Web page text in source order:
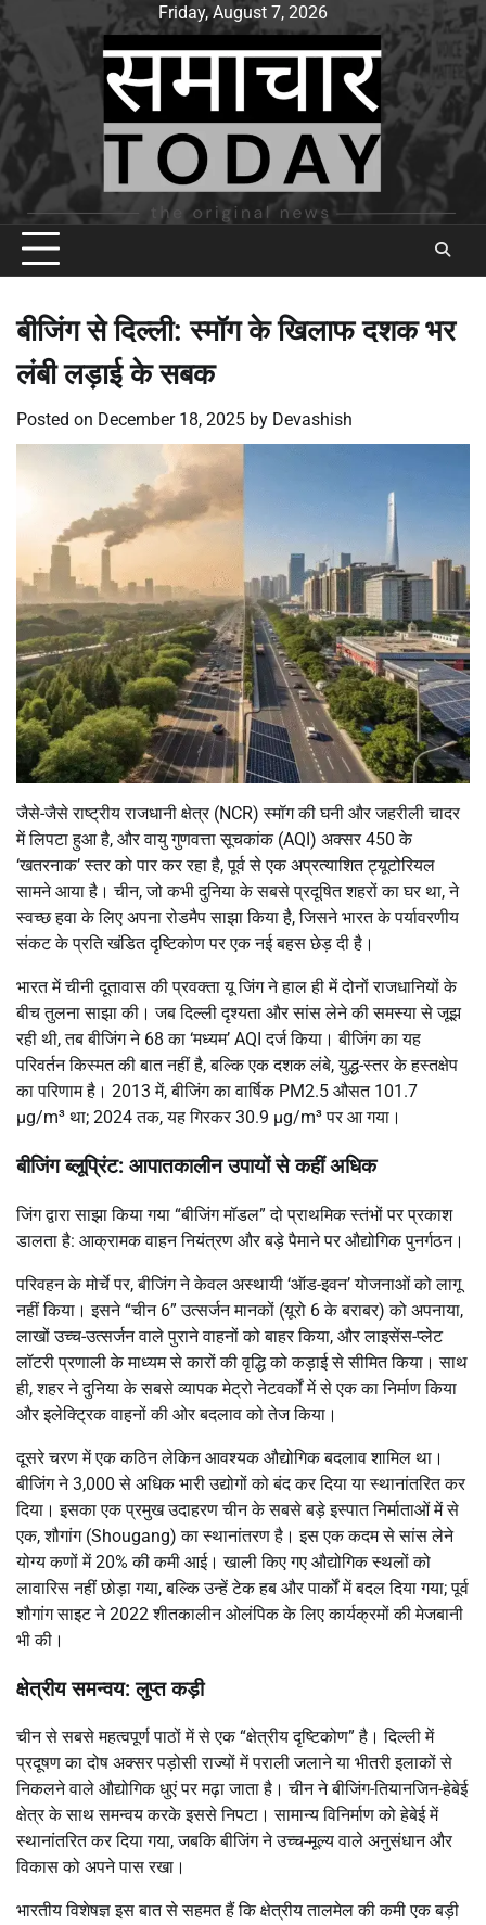
Skip
to
content
Friday, August 7, 2026
बीजिंग से दिल्ली: स्मॉग के खिलाफ दशक भर
लंबी लड़ाई के सबक
Posted on December 18, 2025 by Devashish
जैसे-जैसे राष्ट्रीय राजधानी क्षेत्र (NCR) स्मॉग की घनी और जहरीली चादर
में लिपटा हुआ है, और वायु गुणवत्ता सूचकांक (AQI) अक्सर 450 के
‘खतरनाक’ स्तर को पार कर रहा है, पूर्व से एक अप्रत्याशित ट्यूटोरियल
सामने आया है। चीन, जो कभी दुनिया के सबसे प्रदूषित शहरों का घर था, ने
स्वच्छ हवा के लिए अपना रोडमैप साझा किया है, जिसने भारत के पर्यावरणीय
संकट के प्रति खंडित दृष्टिकोण पर एक नई बहस छेड़ दी है।
भारत में चीनी दूतावास की प्रवक्ता यू जिंग ने हाल ही में दोनों राजधानियों के
बीच तुलना साझा की। जब दिल्ली दृश्यता और सांस लेने की समस्या से जूझ
रही थी, तब बीजिंग ने 68 का ‘मध्यम’ AQI दर्ज किया। बीजिंग का यह
परिवर्तन किस्मत की बात नहीं है, बल्कि एक दशक लंबे, युद्ध-स्तर के हस्तक्षेप
का परिणाम है। 2013 में, बीजिंग का वार्षिक PM2.5 औसत 101.7
µg/m³ था; 2024 तक, यह गिरकर 30.9 µg/m³ पर आ गया।
बीजिंग ब्लूप्रिंट: आपातकालीन उपायों से कहीं अधिक
जिंग द्वारा साझा किया गया “बीजिंग मॉडल” दो प्राथमिक स्तंभों पर प्रकाश
डालता है: आक्रामक वाहन नियंत्रण और बड़े पैमाने पर औद्योगिक पुनर्गठन।
परिवहन के मोर्चे पर, बीजिंग ने केवल अस्थायी ‘ऑड-इवन’ योजनाओं को लागू
नहीं किया। इसने “चीन 6” उत्सर्जन मानकों (यूरो 6 के बराबर) को अपनाया,
लाखों उच्च-उत्सर्जन वाले पुराने वाहनों को बाहर किया, और लाइसेंस-प्लेट
लॉटरी प्रणाली के माध्यम से कारों की वृद्धि को कड़ाई से सीमित किया। साथ
ही, शहर ने दुनिया के सबसे व्यापक मेट्रो नेटवर्कों में से एक का निर्माण किया
और इलेक्ट्रिक वाहनों की ओर बदलाव को तेज किया।
दूसरे चरण में एक कठिन लेकिन आवश्यक औद्योगिक बदलाव शामिल था।
बीजिंग ने 3,000 से अधिक भारी उद्योगों को बंद कर दिया या स्थानांतरित कर
दिया। इसका एक प्रमुख उदाहरण चीन के सबसे बड़े इस्पात निर्माताओं में से
एक, शौगांग (Shougang) का स्थानांतरण है। इस एक कदम से सांस लेने
योग्य कणों में 20% की कमी आई। खाली किए गए औद्योगिक स्थलों को
लावारिस नहीं छोड़ा गया, बल्कि उन्हें टेक हब और पार्कों में बदल दिया गया; पूर्व
शौगांग साइट ने 2022 शीतकालीन ओलंपिक के लिए कार्यक्रमों की मेजबानी
भी की।
क्षेत्रीय समन्वय: लुप्त कड़ी
चीन से सबसे महत्वपूर्ण पाठों में से एक “क्षेत्रीय दृष्टिकोण” है। दिल्ली में
प्रदूषण का दोष अक्सर पड़ोसी राज्यों में पराली जलाने या भीतरी इलाकों से
निकलने वाले औद्योगिक धुएं पर मढ़ा जाता है। चीन ने बीजिंग-तियानजिन-हेबेई
क्षेत्र के साथ समन्वय करके इससे निपटा। सामान्य विनिर्माण को हेबेई में
स्थानांतरित कर दिया गया, जबकि बीजिंग ने उच्च-मूल्य वाले अनुसंधान और
विकास को अपने पास रखा।
भारतीय विशेषज्ञ इस बात से सहमत हैं कि क्षेत्रीय तालमेल की कमी एक बड़ी